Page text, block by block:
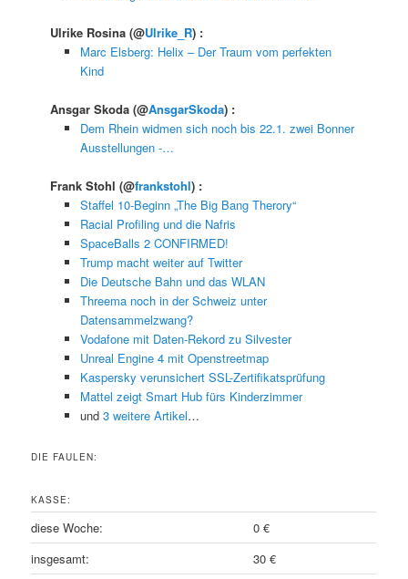
Ulrike Rosina(@Ulrike_R) :
Marc Elsberg: Helix – Der Traum vom perfekten
Kind
Ansgar Skoda(@AnsgarSkoda) :
Dem Rhein widmen sich noch bis 22.1. zwei Bonner
Ausstellungen -…
Frank Stohl(@frankstohl) :
Staffel 10-Beginn „The Big Bang Therory“
Racial Profiling und die Nafris
SpaceBalls 2 CONFIRMED!
Trump macht weiter auf Twitter
Die Deutsche Bahn und das WLAN
Threema noch in der Schweiz unter
Datensammelzwang?
Vodafone mit Daten-Rekord zu Silvester
Unreal Engine 4 mit Openstreetmap
Kaspersky verunsichert SSL-Zertifikatsprüfung
Mattel zeigt Smart Hub fürs Kinderzimmer
und 3 weitere Artikel…
DIE FAULEN:
KASSE:
diese Woche:
0 €
insgesamt:
30 €